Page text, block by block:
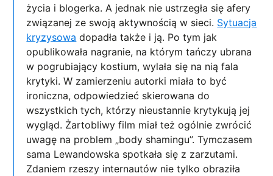
życia i blogerka. A jednak nie ustrzegła się afery
związanej ze swoją aktywnością w sieci. Sytuacja
kryzysowa dopadła także i ją. Po tym jak
opublikowała nagranie, na którym tańczy ubrana
w pogrubiający kostium, wylała się na nią fala
krytyki. W zamierzeniu autorki miała to być
ironiczna, odpowiedzieć skierowana do
wszystkich tych, którzy nieustannie krytykują jej
wygląd. Żartobliwy film miał też ogólnie zwrócić
uwagę na problem „body shamingu”. Tymczasem
sama Lewandowska spotkała się z zarzutami.
Zdaniem rzeszy internautów nie tylko obraziła